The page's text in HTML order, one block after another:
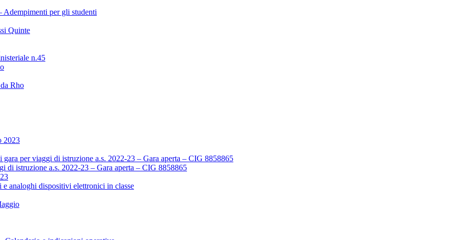
Adempimenti per gli studenti
Quinte
n.45
Rho
2023
per viaggi di istruzione a.s. 2022-23 – Gara aperta – CIG 8858865
di istruzione a.s. 2022-23 – Gara aperta – CIG 8858865
analoghi dispositivi elettronici in classe